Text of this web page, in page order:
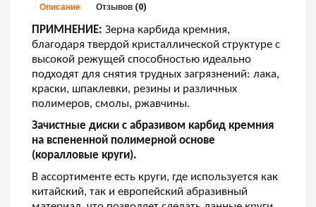
Описание Отзывов (0)
ПРИМНЕНИЕ: Зерна карбида кремния,
благодаря твердой кристаллической структуре с
высокой режущей способностью идеально
подходят для снятия трудных загрязнений: лака,
краски, шпаклевки, резины и различных
полимеров, смолы, ржавчины.
Зачистные диски с абразивом карбид кремния
на вспененной полимерной основе
(коралловые круги).
В ассортименте есть круги, где используется как
китайский, так и европейский абразивный